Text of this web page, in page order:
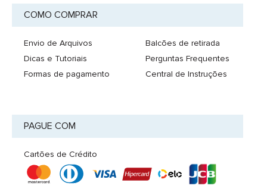
COMO COMPRAR
Envio de Arquivos
Dicas e Tutoriais
Formas de pagamento
Balcões de retirada
Perguntas Frequentes
Central de Instruções
PAGUE COM
Cartões de Crédito